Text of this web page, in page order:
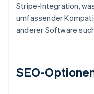
Stripe-Integration,
umfassender
anderer Software
SEO-